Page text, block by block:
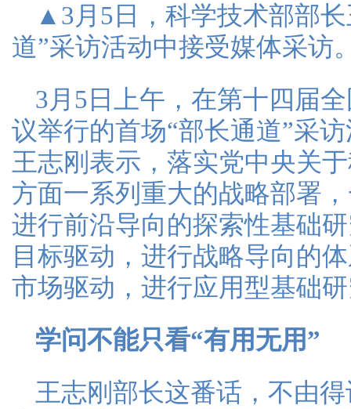
▲3月5日，科学技术部部
道”采访活动中接受媒体采访
3月5日上午，在第十四届
议举行的首场“部长通道”采
王志刚表示，落实党中央关
方面一系列重大的战略部署
进行前沿导向的探索性基础
目标驱动，进行战略导向的
市场驱动，进行应用型基础
学问不能只看“有用无用”
王志刚部长这番话，不由